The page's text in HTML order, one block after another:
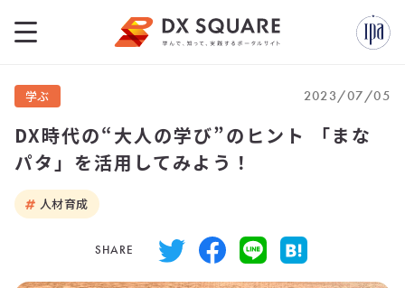
学ぶ 2023/07/05
DX時代の“大人の学び”のヒント 「まな
パタ」を活用してみよう！
人材育成
SHARE